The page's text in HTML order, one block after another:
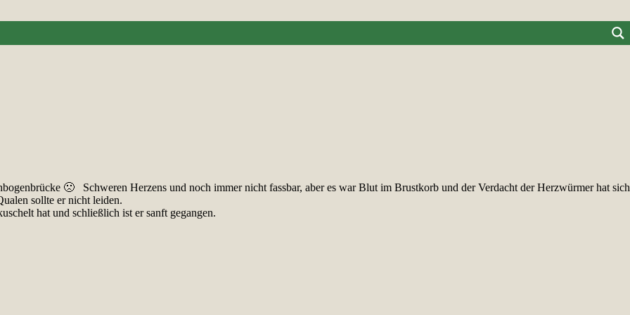
🙁 Schweren Herzens und noch immer nicht fassbar, aber es war Blut im Brustkorb und der Verdacht der Herzwürmer hat sich
sollte er nicht leiden.
hat und schließlich ist er sanft gegangen.